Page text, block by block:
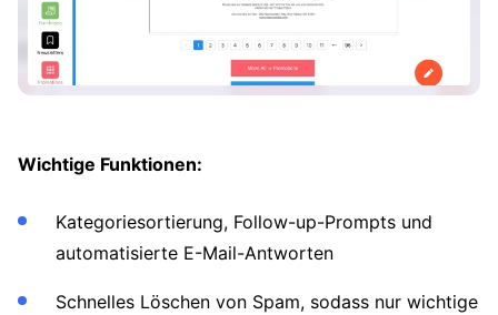
Wichtige Funktionen:
Kategoriesortierung, Follow-up-Prompts und
automatisierte E-Mail-Antworten
Schnelles Löschen von Spam, sodass nur wichtige